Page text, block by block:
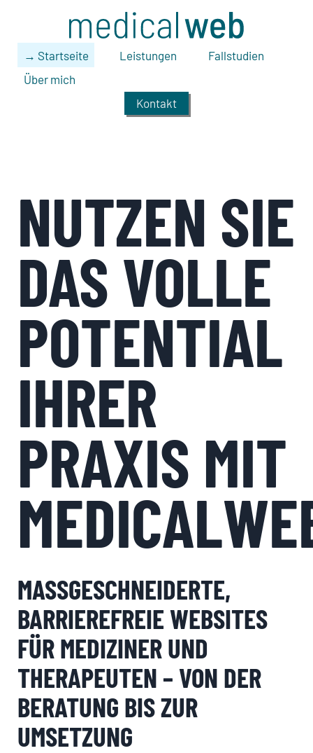
Zum Hauptinhalt springen
medicalweb
Startseite Leistungen
Fallstudien
Über mich
Kontakt
NUTZEN SIE
DAS VOLLE
POTENTIAL
IHRER
PRAXIS MIT
MASSGESCHNEIDERTE,
BARRIEREFREIE WEBSITES
FÜR MEDIZINER UND
THERAPEUTEN – VON DER
BERATUNG BIS ZUR
UMSETZUNG